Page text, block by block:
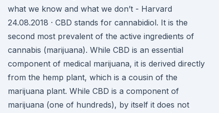
what we know and what we don’t - Harvard
24.08.2018 · CBD stands for cannabidiol. It is the
second most prevalent of the active ingredients of
cannabis (marijuana). While CBD is an essential
component of medical marijuana, it is derived directly
from the hemp plant, which is a cousin of the
marijuana plant. While CBD is a component of
marijuana (one of hundreds), by itself it does not